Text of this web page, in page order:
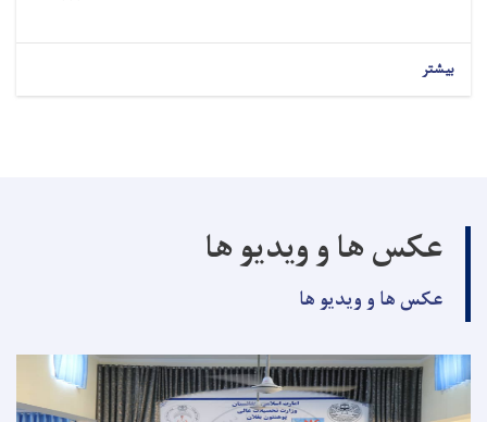
بیشتر
عکس ها و ویدیو ها
عکس ها و ویدیو ها